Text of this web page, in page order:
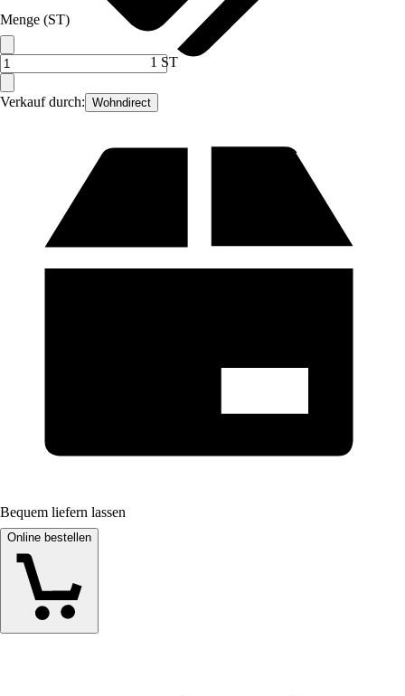
Verkauf durch: Wohndirect
Menge (ST)
1 ST
Bequem liefern lassen
Online bestellen